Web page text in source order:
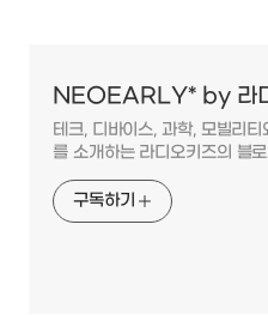
NEOEARLY* by 라
테크, 디바이스, 과학, 모빌리티
를 소개하는 라디오키즈의 블
구독하기